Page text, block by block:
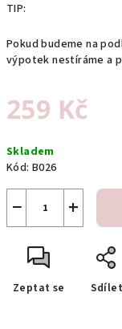
TIP:
Pokud budeme na
výpotek nestíráme a
259 Kč
cena:
Skladem
Kód: B026
+
−
Zeptat se Sdílet